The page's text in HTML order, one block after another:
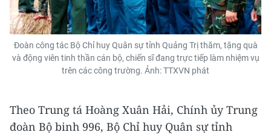
Đoàn công tác Bộ Chỉ huy Quân sự tỉnh Quảng Trị thăm, tặng quà
và động viên tinh thần cán bộ, chiến sĩ đang trực tiếp làm nhiệm vụ
trên các công trường. Ảnh: TTXVN phát
Theo Trung tá Hoàng Xuân Hải, Chính ủy Trung
đoàn Bộ binh 996, Bộ Chỉ huy Quân sự tỉnh